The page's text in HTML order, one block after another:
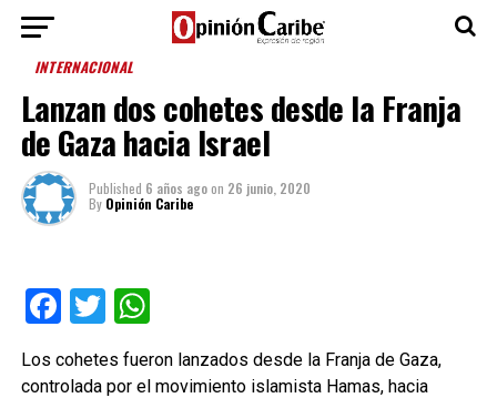
INTERNACIONAL
Lanzan dos cohetes desde la Franja
de Gaza hacia Israel
Published 6 años agoon 26 junio, 2020
By Opinión Caribe
Facebook
TwitterWhatsApp
Los cohetes fueron lanzados desde la Franja de Gaza,
controlada por el movimiento islamista Hamas, hacia